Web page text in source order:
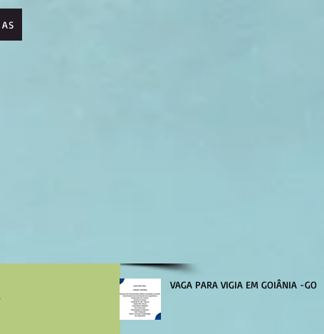
VAGA PARA VIGIA EM GOIÂNIA -GO